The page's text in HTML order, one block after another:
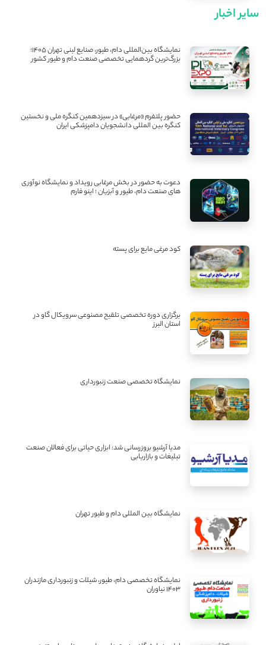
سایر اخبار
نمایشگاه بین‌المللی دام، طیور، صنایع لبنی تهران ۱۴۰۵؛
بزرگ‌ترین گردهمایی تخصصی صنعت دام و طیور کشور
حضور پلتفرم «مرغابی» در سیزدهمین کنگره ملی و نخستین
کنگره بین ‌المللی دانشجویان دامپزشکی ایران
دعوت به حضور در بخش مرغابی رویداد و نمایشگاه نوآوری
های صنعت دام، طیور و آبزیان ؛ اینو فارم
کود مرغی مایع برای پسته
برگزاری دوره تخصصی تلقیح مصنوعی سرویکال گاو در
استان البرز
نمایشگاه تخصصی صنعت زنبورداری
مدیا آرشیو بروزرسانی شد: ابزاری حیاتی برای فعالان صنعت
تبلیغات و بازاریابی
نمایشگاه بین المللی دام و طیور تهران
نمایشگاه تخصصی دام، طیور، شیلات و زنبورداری مازندران
1403 نیاوران